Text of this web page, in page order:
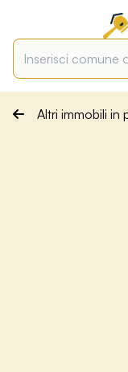
Altri immobili in